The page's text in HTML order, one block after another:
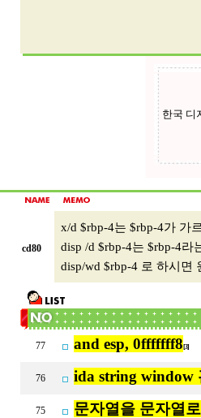
cd80
x/d $rbp-4는 $rbp-4가 가
disp /d $rbp-4는 $rbp-4라
disp/wd $rbp-4 로 하시면
77 and esp, 0fffffff8 [3]
76 ida string window
75 문자열을 문자열